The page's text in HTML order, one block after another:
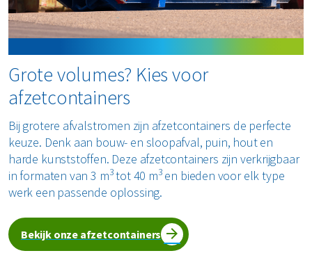
Grote volumes? Kies voor
afzetcontainers
Bij grotere afvalstromen zijn afzetcontainers de perfecte
keuze. Denk aan bouw- en sloopafval, puin, hout en
harde kunststoffen. Deze afzetcontainers zijn verkrijgbaar
in formaten van 3 m3tot 40 m3en bieden voor elk type
werk een passende oplossing.
Bekijk onze afzetcontainers